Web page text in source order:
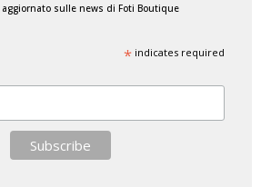
aggiornato sulle news di Foti Boutique
*indicates required